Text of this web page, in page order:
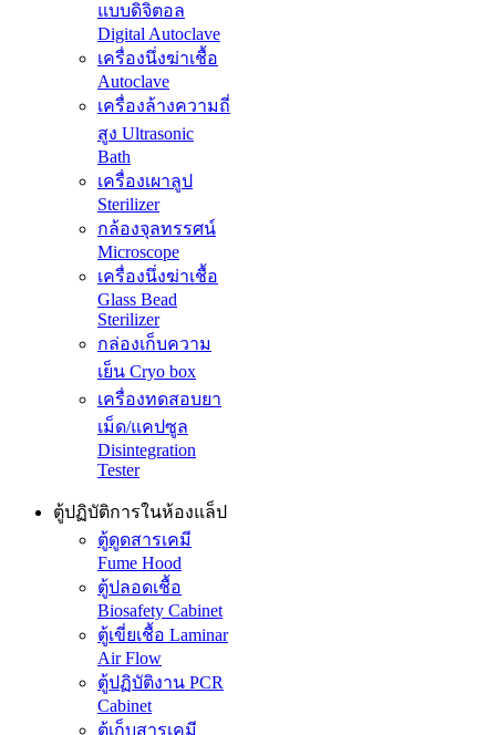
แบบดิจิตอล
Digital Autoclave
เครื่องนึ่งฆ่าเชื้อ
Autoclave
เครื่องล้างความถี่
สูง Ultrasonic
Bath
เครื่องเผาลูป
Sterilizer
กล้องจุลทรรศน์
Microscope
เครื่องนึ่งฆ่าเชื้อ
Glass Bead
Sterilizer
กล่องเก็บความ
เย็น Cryo box
เครื่องทดสอบยา
เม็ด/แคปซูล
Disintegration
Tester
ตู้ปฏิบัติการในห้องแล็ป
ตู้ดูดสารเคมี
Fume Hood
ตู้ปลอดเชื้อ
Biosafety Cabinet
ตู้เขี่ยเชื้อ Laminar
Air Flow
ตู้ปฏิบัติงาน PCR
Cabinet
ตู้เก็บสารเคมี